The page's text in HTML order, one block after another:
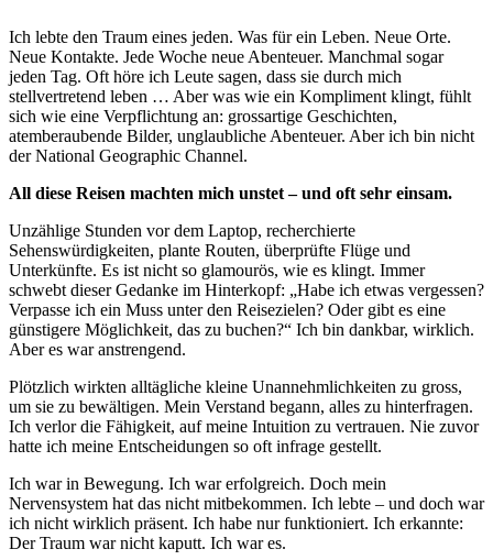
Ich lebte den Traum eines jeden. Was für ein Leben. Neue Orte.
Neue Kontakte. Jede Woche neue Abenteuer. Manchmal sogar
jeden Tag. Oft höre ich Leute sagen, dass sie durch mich
stellvertretend leben … Aber was wie ein Kompliment klingt, fühlt
sich wie eine Verpflichtung an: grossartige Geschichten,
atemberaubende Bilder, unglaubliche Abenteuer. Aber ich bin nicht
der National Geographic Channel.
All diese Reisen machten mich unstet – und oft sehr einsam.
Unzählige Stunden vor dem Laptop, recherchierte
Sehenswürdigkeiten, plante Routen, überprüfte Flüge und
Unterkünfte. Es ist nicht so glamourös, wie es klingt. Immer
schwebt dieser Gedanke im Hinterkopf: „Habe ich etwas vergessen?
Verpasse ich ein Muss unter den Reisezielen? Oder gibt es eine
günstigere Möglichkeit, das zu buchen?“ Ich bin dankbar, wirklich.
Aber es war anstrengend.
Plötzlich wirkten alltägliche kleine Unannehmlichkeiten zu gross,
um sie zu bewältigen. Mein Verstand begann, alles zu hinterfragen.
Ich verlor die Fähigkeit, auf meine Intuition zu vertrauen. Nie zuvor
hatte ich meine Entscheidungen so oft infrage gestellt.
Ich war in Bewegung. Ich war erfolgreich. Doch mein
Nervensystem hat das nicht mitbekommen. Ich lebte – und doch war
ich nicht wirklich präsent. Ich habe nur funktioniert. Ich erkannte:
Der Traum war nicht kaputt. Ich war es.